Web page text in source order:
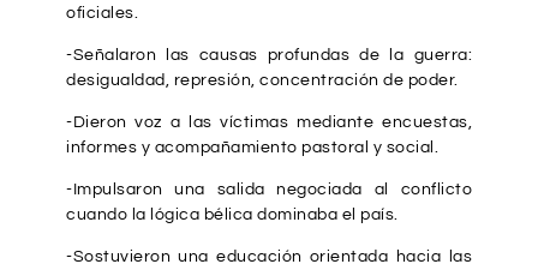
oficiales.
-Señalaron las causas profundas de la guerra:
desigualdad, represión, concentración de poder.
-Dieron voz a las víctimas mediante encuestas,
informes y acompañamiento pastoral y social.
-Impulsaron una salida negociada al conflicto
cuando la lógica bélica dominaba el país.
-Sostuvieron una educación orientada hacia las